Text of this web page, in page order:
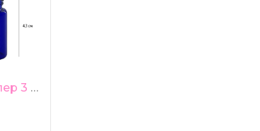
Пробник роллер 3 мл синее стекло черная гладкая крышка